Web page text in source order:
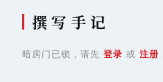
撰 写 手 记
暗房门已锁，请先 登录 或 注册